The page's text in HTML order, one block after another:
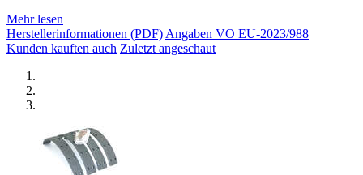
Mehr lesen
Herstellerinformationen (PDF)Angaben VO EU-2023/988
Kunden kauften auch Zuletzt angeschaut